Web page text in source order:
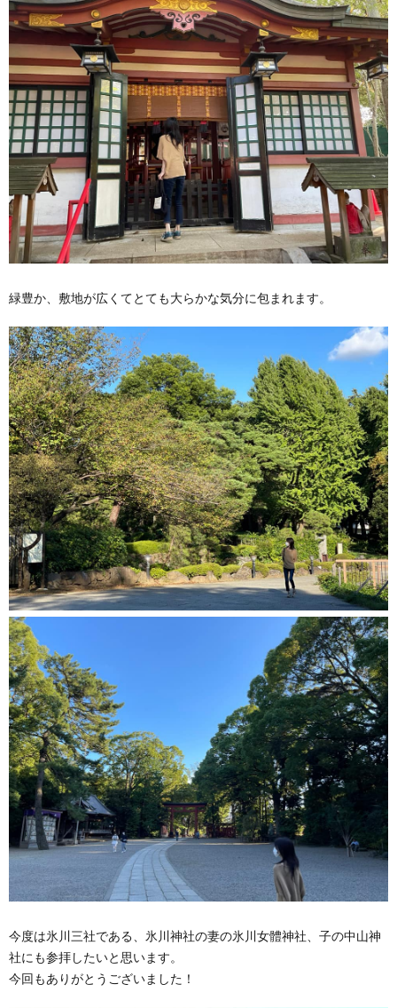
緑豊か、敷地が広くてとても大らかな気分に包まれます。
今度は氷川三社である、氷川神社の妻の氷川女體神社、子の中山神
社にも参拝したいと思います。
今回もありがとうございました！